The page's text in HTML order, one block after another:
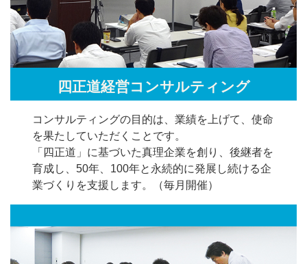
四正道経営コンサルティング
コンサルティングの目的は、業績を上げて、使命
を果たしていただくことです。
「四正道」に基づいた真理企業を創り、後継者を
育成し、50年、100年と永続的に発展し続ける企
業づくりを支援します。（毎月開催）